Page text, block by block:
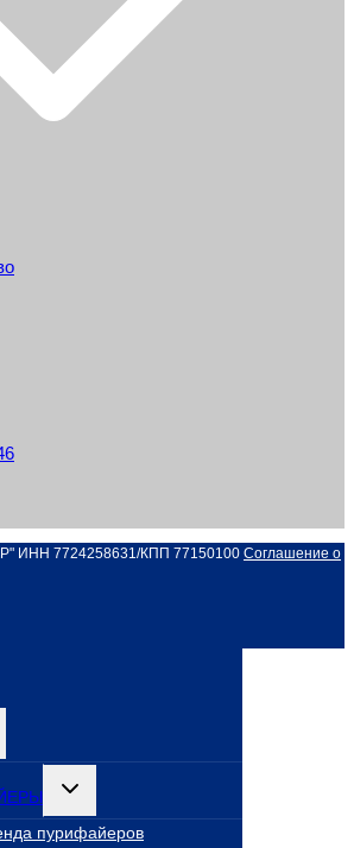
ИНН 7724258631/КПП 77150100 Соглашение о
Переключить
меню
пурифайеров